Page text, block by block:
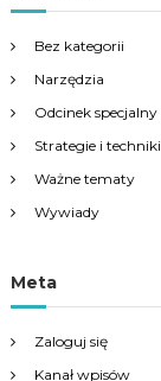
Bez kategorii
Narzędzia
Odcinek specjalny
Strategie i techniki
Ważne tematy
Wywiady
Meta
Zaloguj się
Kanał wpisów